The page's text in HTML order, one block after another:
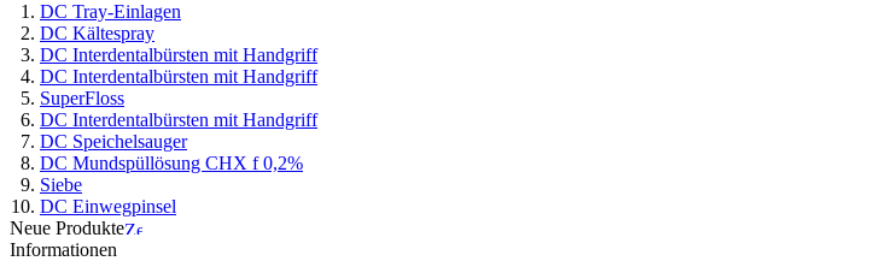
DC Tray-Einlagen
DC Kältespray
DC Interdentalbürsten mit Handgriff
DC Interdentalbürsten mit Handgriff
SuperFloss
DC Interdentalbürsten mit Handgriff
DC Speichelsauger
DC Mundspüllösung CHX f 0,2%
Siebe
DC Einwegpinsel
Neue Produkte
Informationen